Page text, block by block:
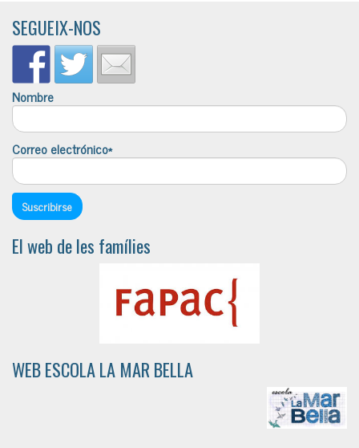
SEGUEIX-NOS
Nombre
Correo electrónico*
El web de les famílies
WEB ESCOLA LA MAR BELLA